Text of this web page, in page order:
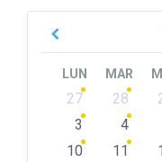
Previous
LUN MAR
Skip
calendar
27 28
3
4
10
11